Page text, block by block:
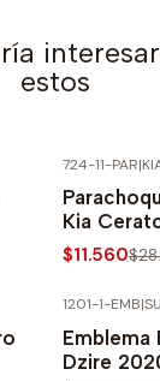
estos
724-11-PAR|
Kia
$11.560
1201-1-EMB|
Emblema
Dzire